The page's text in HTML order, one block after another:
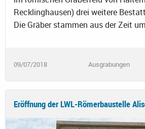
Recklinghausen) drei weitere
Die Gräber stammen aus der Zeit
09/07/2018 Ausgrabungen
Eröffnung der LWL-Römerbaustelle